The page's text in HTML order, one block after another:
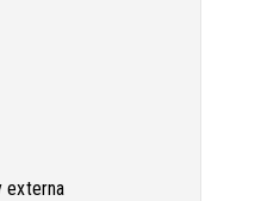
externa